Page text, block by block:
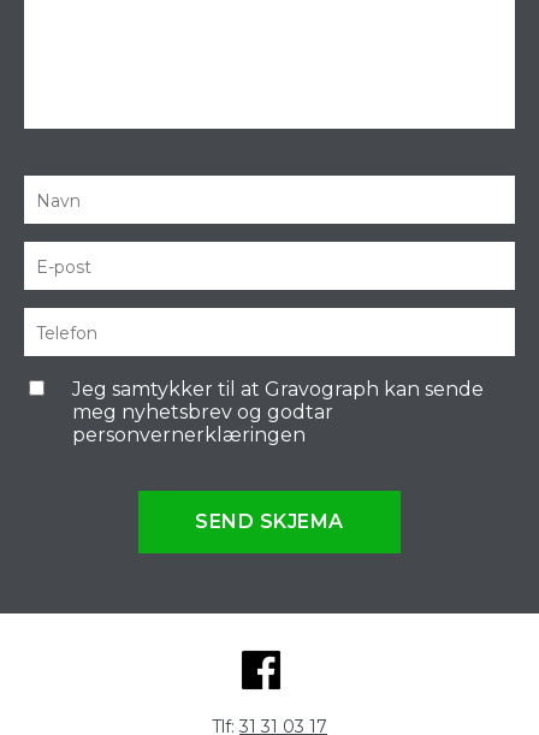
Jeg samtykker til at Gravograph kan sende
meg nyhetsbrev og godtar
personvernerklæringen
SEND SKJEMA
Tlf: 31 31 03 17